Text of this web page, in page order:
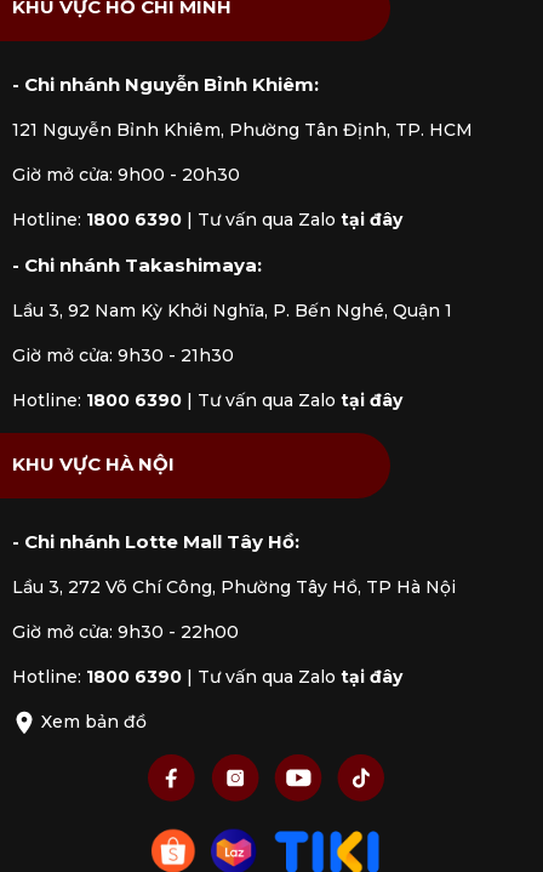
KHU VỰC HỒ CHÍ MINH
- Chi nhánh Nguyễn Bỉnh Khiêm:
121 Nguyễn Bỉnh Khiêm, Phường Tân Định, TP. HCM
Giờ mở cửa: 9h00 - 20h30
Hotline: 1800 6390 | Tư vấn qua Zalo tại đây
- Chi nhánh Takashimaya:
Lầu 3, 92 Nam Kỳ Khởi Nghĩa, P. Bến Nghé, Quận 1
Giờ mở cửa: 9h30 - 21h30
Hotline: 1800 6390 | Tư vấn qua Zalo tại đây
KHU VỰC HÀ NỘI
- Chi nhánh Lotte Mall Tây Hồ:
Lầu 3, 272 Võ Chí Công, Phường Tây Hồ, TP Hà Nội
Giờ mở cửa: 9h30 - 22h00
Hotline: 1800 6390 | Tư vấn qua Zalo tại đây
Xem bản đồ